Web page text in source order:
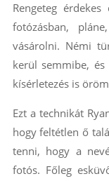
Rengeteg
fotózásban,
vásárolni. Némi
kerül semmibe,
kísérletezés is
Ezt a technikát
hogy feltétlen ő
tenni, hogy a
fotós. Főleg